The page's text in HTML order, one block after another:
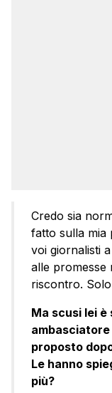
Credo sia
fatto sulla mia
voi giornalisti
alle
riscontro.
Ma scusi lei
ambasciatore
proposto
Le hanno
più?